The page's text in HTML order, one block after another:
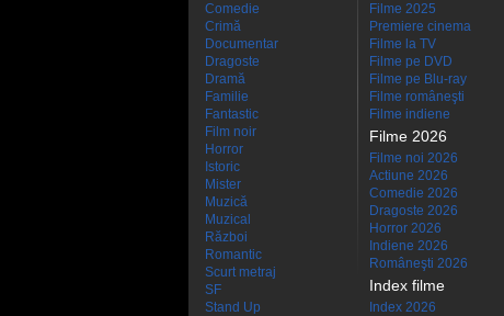
Comedie
Crimă
Documentar
Dragoste
Dramă
Familie
Fantastic
Film noir
Horror
Istoric
Mister
Muzică
Muzical
Război
Romantic
Scurt metraj
SF
Stand Up
Filme 2025
Premiere cinema
Filme la TV
Filme pe DVD
Filme pe Blu-ray
Filme româneşti
Filme indiene
Filme 2026
Filme noi 2026
Actiune 2026
Comedie 2026
Dragoste 2026
Horror 2026
Indiene 2026
Româneşti 2026
Index filme
Index 2026